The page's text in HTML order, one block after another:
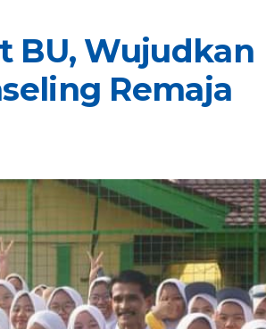
BU, Wujudkan
Remaja